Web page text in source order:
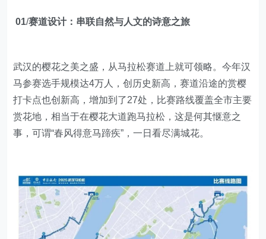
01/赛道设计：串联自然与人文的诗意之旅
武汉的樱花之美之盛，从马拉松赛道上就可领略。今年汉
马参赛选手规模达4万人，创历史新高，赛道沿途的赏樱
打卡点也创新高，增加到了27处，比赛路线覆盖全市主要
赏花地，相当于在樱花大道跑马拉松，这是何其惬意之
事，可谓“春风得意马蹄疾”，一日看尽满城花。